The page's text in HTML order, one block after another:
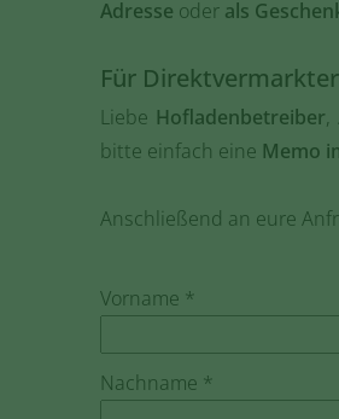
Adresse oder als
Für Direktvermarkter
Liebe Hofladenbetreiber,
bitte einfach eine Memo
Anschließend an eure
Vorname *
Nachname *